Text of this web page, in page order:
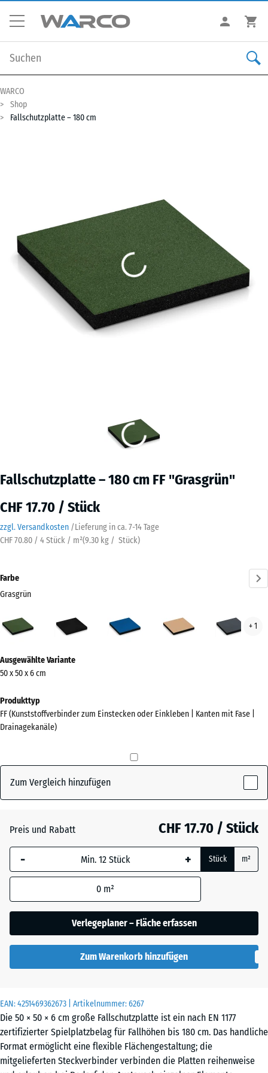
WARCO
Shop
Fallschutzplatte – 180 cm
Fallschutzplatte – 180 cm FF "Grasgrün"
CHF 17.70 / Stück
zzgl. Versandkosten /Lieferung in ca. 7-14 Tage
CHF 70.80 / 4 Stück / m²(9.30 kg / Stück)
EAN:4251469362673 | Artikelnummer:6267
Die 50 × 50 × 6 cm große Fallschutzplatte ist ein nach EN 1177
zertifizierter Spielplatzbelag für Fallhöhen bis 180 cm. Das handliche
Format ermöglicht eine flexible Flächengestaltung; die
mitgelieferten Steckverbinder verbinden die Platten reihenweise
Farbe
Grasgrün
(active)
Himmelblau Sandbeige
+ 1
Informationen
zu
Farben?
Farbpalette
(active)
Himmelblau + CHF 1.50
Sandbeige + CHF 2.00
Schiefergrau + CHF 1.50
Ausgewählte Variante
50 x 50 x 6 cm
Produkttyp
FF (Kunststoffverbinder zum Einstecken oder Einkleben | Kanten mit Fase |
Drainagekanäle)
Zum Vergleich hinzufügen
Preis und Rabatt CHF 17.70 / Stück
- + Stück m²
0 m²
Verlegeplaner – Fläche erfassen
Zum Warenkorb hinzufügen